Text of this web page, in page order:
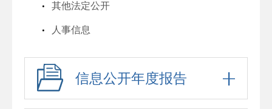
其他法定公开
人事信息
行政处罚
六稳六保
信息公开年度报告